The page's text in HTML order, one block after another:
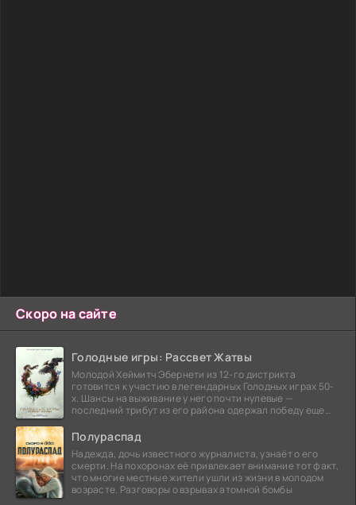
Скоро на сайте
Голодные игры: Рассвет Жатвы
Молодой Хеймитч Эбернети из 12-го дистрикта
готовится к участию в легендарных Голодных играх 50-
х. Шансы на выживание у него почти нулевые —
последний трибут из его района одержал победу еще
Полураспад
Надежда, дочь известного журналиста, узнаёт о его
смерти. На похоронах её привлекает внимание тот факт,
что многие местные жители ушли из жизни в молодом
возрасте. Разговоры о взрывах атомной бомбы